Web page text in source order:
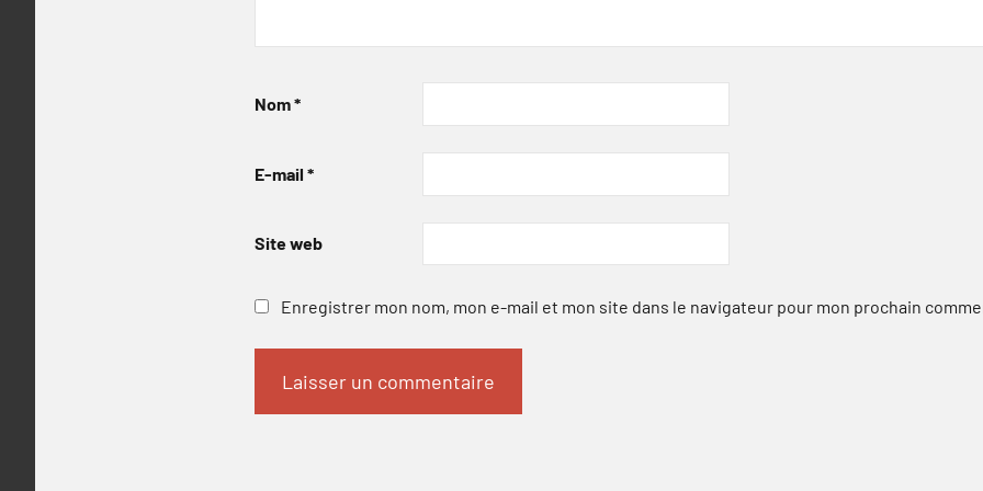
Nom*
E-mail *
Site web
Enregistrer mon nom, mon e-mail et mon site dans le navigateur pour mon prochain